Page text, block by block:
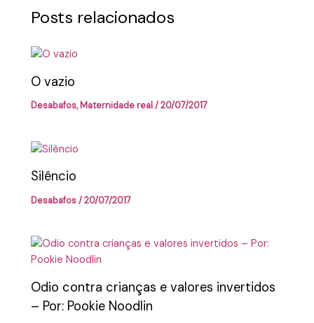
Posts relacionados
O vazio
Desabafos,Maternidade real/20/07/2017
Silêncio
Desabafos/20/07/2017
Odio contra crianças e valores invertidos
– Por: Pookie Noodlin